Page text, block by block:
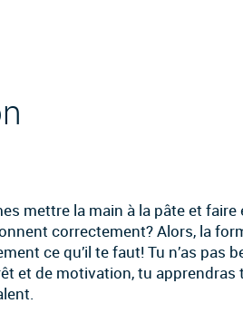
mettre la main à la pâte et
correctement? Alors, la
ce qu’il te faut! Tu n’as pas
et de motivation, tu